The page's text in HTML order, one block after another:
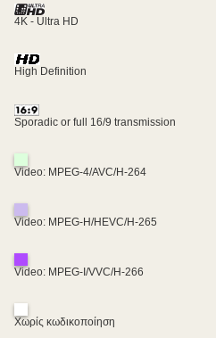
4K - Ultra HD
High Definition
Sporadic or full 16/9 transmission
Video: MPEG-4/AVC/H-264
Video: MPEG-H/HEVC/H-265
Video: MPEG-I/VVC/H-266
Χωρίς κωδικοποίηση